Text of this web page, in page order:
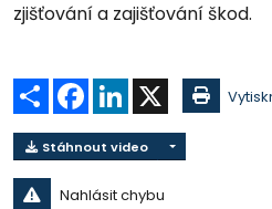
zjišťování a zajišťování škod.
Sdílet Facebook
LinkedIn
Stáhnout video
Nahlásit chybu